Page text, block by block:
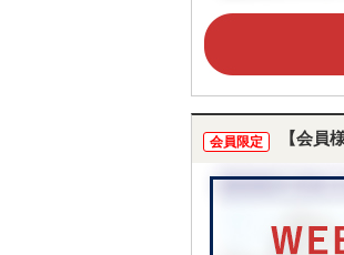
会員限定 【会員